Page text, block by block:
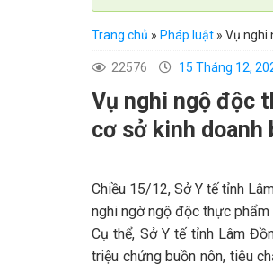
Trang chủ » Pháp luật » Vụ nghi
22576 15 Tháng 12,
Vụ nghi ngộ độc
cơ sở kinh doanh
Chiều 15/12, Sở Y tế tỉnh
nghi ngờ ngộ độc thực
Cụ thể, Sở Y tế tỉnh Lâm
triệu chứng buồn nôn, tiêu